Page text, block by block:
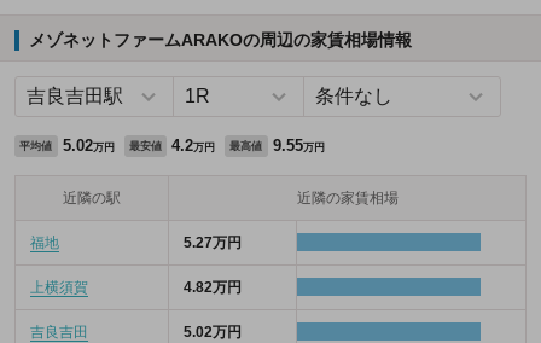
メゾネットファームARAKOの周辺の家賃相場情報
平均値 5.02万円 最安値 4.2万円 最高値 9.55万円
近隣の駅 近隣の家賃相場
福地 5.27万円
上横須賀 4.82万円
吉良吉田 5.02万円